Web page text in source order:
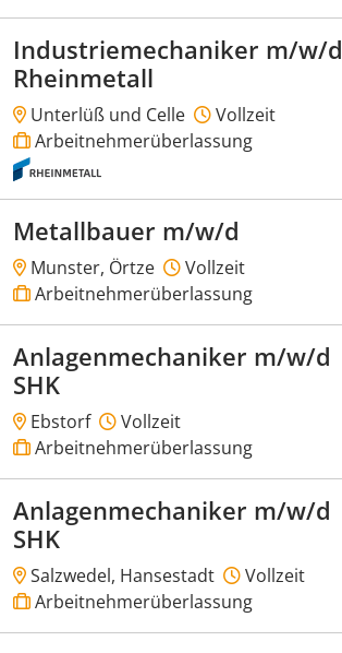
Industriemechaniker m/w/d
Rheinmetall
Unterlüß und Celle
Vollzeit
Arbeitnehmerüberlassung
Metallbauer m/w/d
Munster, Örtze
Vollzeit
Arbeitnehmerüberlassung
Anlagenmechaniker m/w/d
SHK
Ebstorf
Vollzeit
Arbeitnehmerüberlassung
Anlagenmechaniker m/w/d
SHK
Salzwedel, Hansestadt
Vollzeit
Arbeitnehmerüberlassung